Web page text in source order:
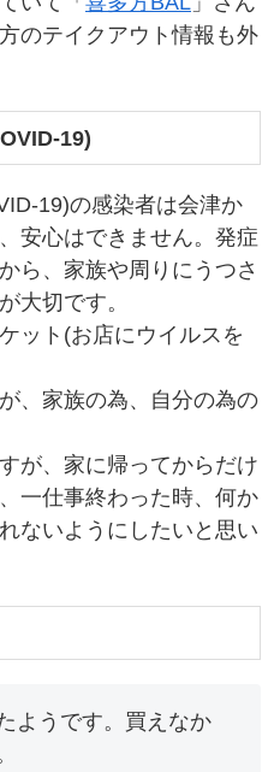
のテイクアウト情報も外
19)
19)の感染者は会津か
安心はできません。発症
ら、家族や周りにうつさ
大切です。
ット(お店にウイルスを
、家族の為、自分の為の
が、家に帰ってからだけ
一仕事終わった時、何か
ないようにしたいと思い
ようです。買えなか